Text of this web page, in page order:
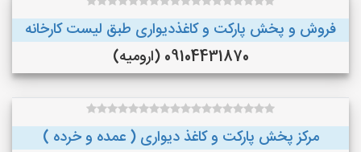
فروش و پخش پارکت و کاغذدیواری طبق لیست کارخانه
09104431870 (ارومیه)
مرکز پخش پارکت و کاغذ دیواری ( عمده و خرده )